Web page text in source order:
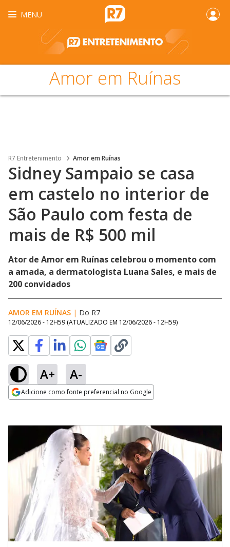
MENU
Amor em Ruínas
R7 Entretenimento Amor em Ruínas
Sidney Sampaio se casa
em castelo no interior de
São Paulo com festa de
mais de R$ 500 mil
Ator de Amor em Ruínas celebrou o momento com
a amada, a dermatologista Luana Sales, e mais de
200 convidados
AMOR EM RUÍNAS | Do R7
12/06/2026 - 12H59 (ATUALIZADO EM 12/06/2026 - 12H59)
A+ A-
Adicione como fonte preferencial no Google